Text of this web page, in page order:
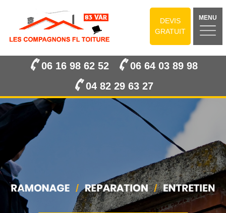
DEVIS
GRATUIT
MENU
06 16 98 62 52
06 64 03 89 98
04 82 29 63 27